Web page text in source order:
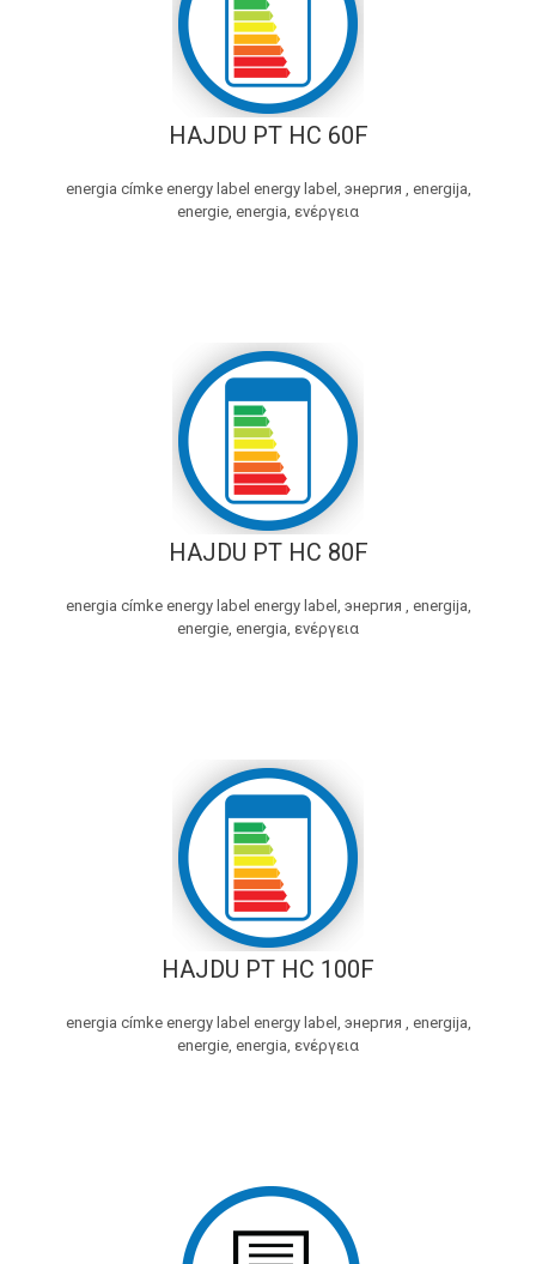
HAJDU PT HC 60F
energia címke energy label energy label, энергия , energija,
energie, energia, ενέργεια
HAJDU PT HC 80F
energia címke energy label energy label, энергия , energija,
energie, energia, ενέργεια
HAJDU PT HC 100F
energia címke energy label energy label, энергия , energija,
energie, energia, ενέργεια